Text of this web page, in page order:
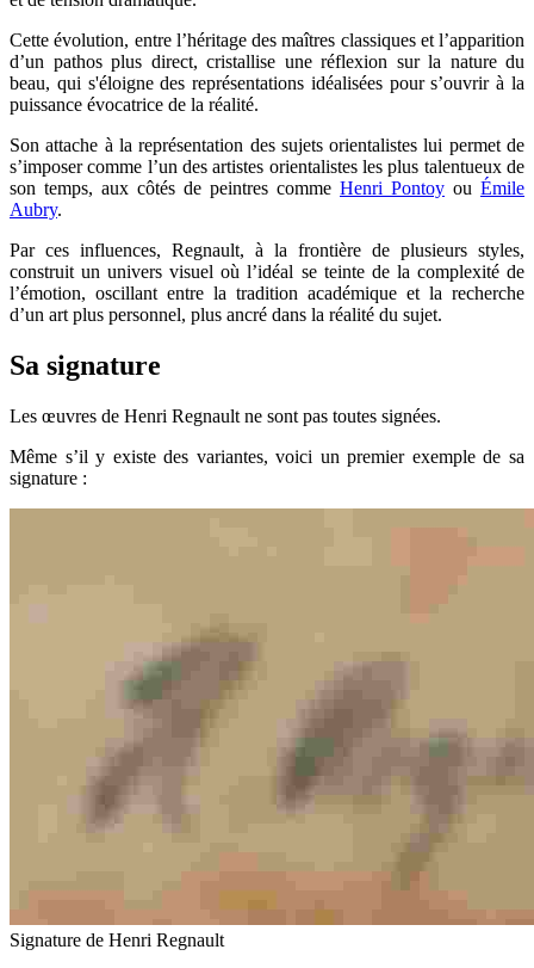
Cette évolution, entre l’héritage des maîtres classiques et l’apparition
d’un pathos plus direct, cristallise une réflexion sur la nature du
beau, qui s'éloigne des représentations idéalisées pour s’ouvrir à la
puissance évocatrice de la réalité.
Son attache à la représentation des sujets orientalistes lui permet de
s’imposer comme l’un des artistes orientalistes les plus talentueux de
son temps, aux côtés de peintres comme Henri Pontoy ou Émile
Aubry.
Par ces influences, Regnault, à la frontière de plusieurs styles,
construit un univers visuel où l’idéal se teinte de la complexité de
l’émotion, oscillant entre la tradition académique et la recherche
d’un art plus personnel, plus ancré dans la réalité du sujet.
Sa signature
Les œuvres de Henri Regnault ne sont pas toutes signées.
Même s’il y existe des variantes, voici un premier exemple de sa
signature :
Signature de Henri Regnault